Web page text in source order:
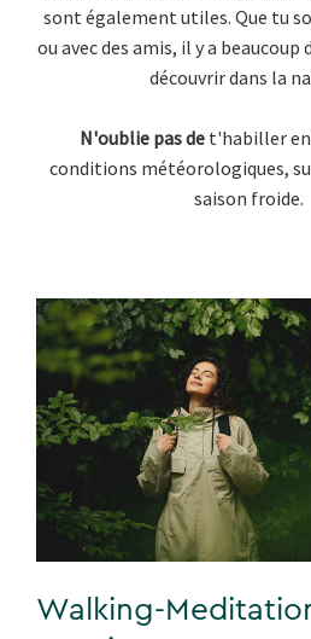
sont également utiles. Que tu
ou avec des amis, il y a beaucoup
découvrir dans la
N'oublie pas de t'habiller
conditions météorologiques,
saison froide.
Walking-